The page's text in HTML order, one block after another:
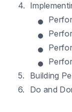
4.
•
•
•
•
5.
Building
6.
Do and